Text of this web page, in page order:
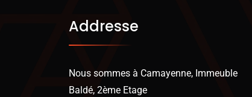
Addresse
Nous sommes à Camayenne, Immeuble
Baldé, 2ème Etage